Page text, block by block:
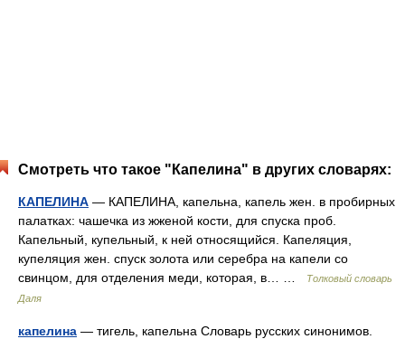
Смотреть что такое "Капелина" в других словарях:
КАПЕЛИНА — КАПЕЛИНА, капельна, капель жен. в пробирных
палатках: чашечка из жженой кости, для спуска проб.
Капельный, купельный, к ней относящийся. Капеляция,
купеляция жен. спуск золота или серебра на капели со
свинцом, для отделения меди, которая, в… …
Толковый словарь
Даля
капелина — тигель, капельна Словарь русских синонимов.